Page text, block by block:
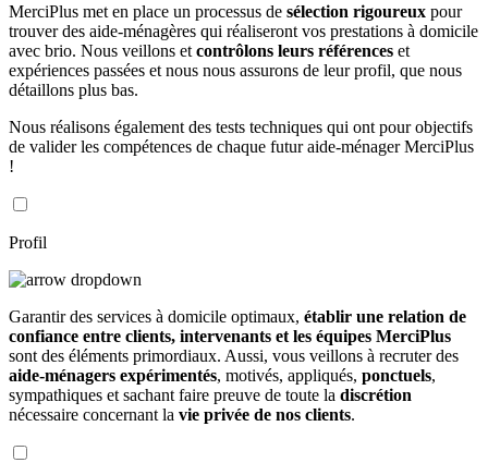
MerciPlus met en place un processus de sélection rigoureux pour
trouver des aide-ménagères qui réaliseront vos prestations à domicile
avec brio. Nous veillons et contrôlons leurs références et
expériences passées et nous nous assurons de leur profil, que nous
détaillons plus bas.
Nous réalisons également des tests techniques qui ont pour objectifs
de valider les compétences de chaque futur aide-ménager MerciPlus
!
Profil
Garantir des services à domicile optimaux, établir une relation de
confiance entre clients, intervenants et les équipes MerciPlus
sont des éléments primordiaux. Aussi, vous veillons à recruter des
aide-ménagers expérimentés, motivés, appliqués, ponctuels,
sympathiques et sachant faire preuve de toute la discrétion
nécessaire concernant la vie privée de nos clients.